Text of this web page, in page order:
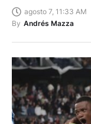
agosto 7, 11:33 AM
By Andrés Mazza